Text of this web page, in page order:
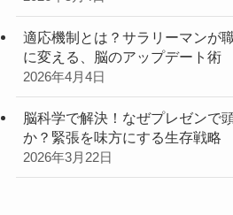
適応機制とは？サラリーマンが
に変える、脳のアップデート術
2026年4月4日
脳科学で解決！なぜプレゼンで
か？緊張を味方にする生存戦略
2026年3月22日